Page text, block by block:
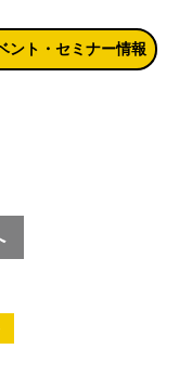
ント・セミナー情報